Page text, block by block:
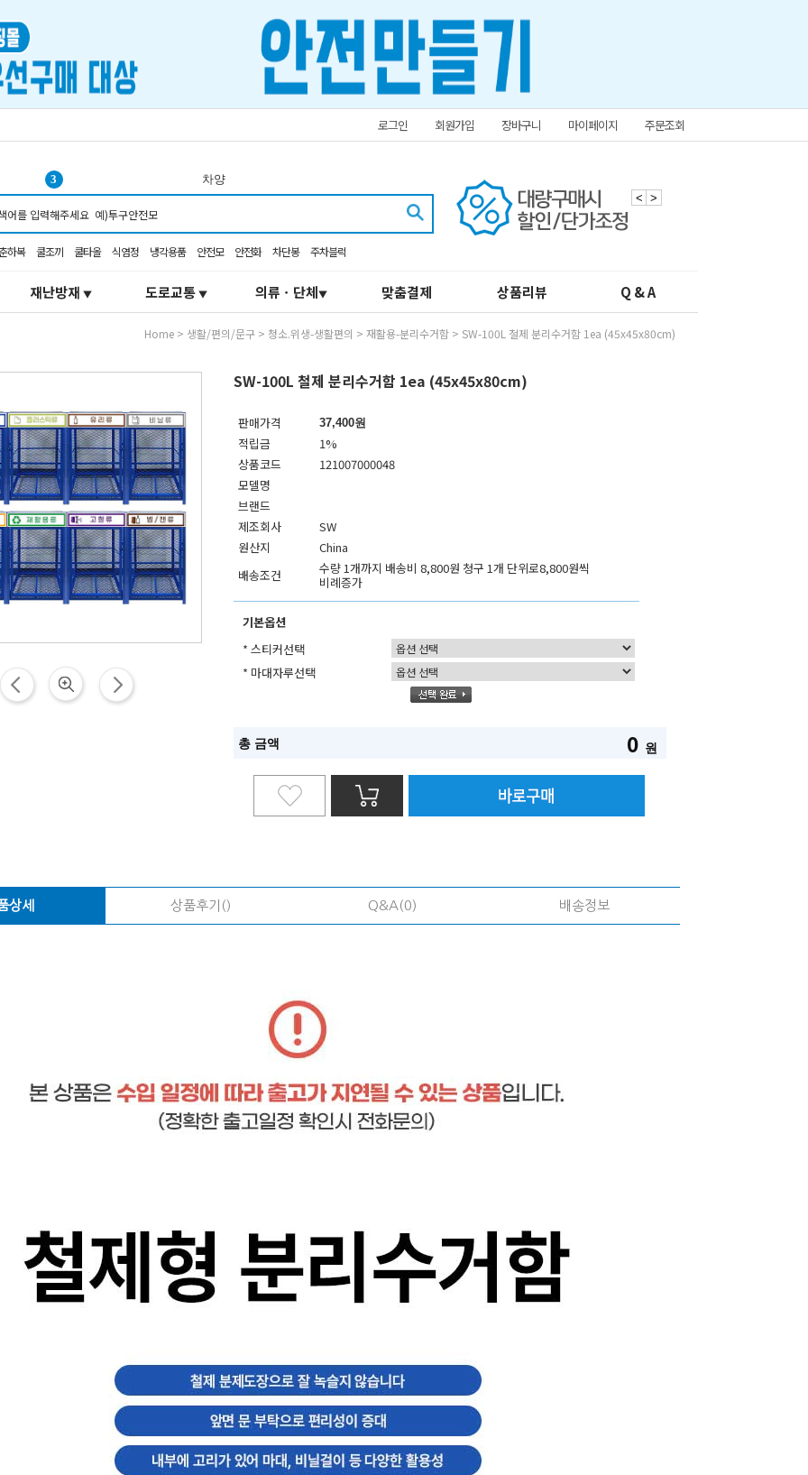
로그인 회원가입 장바구니 마이페이지 주문조회
4
재난키트
5
6
3m 가방
7
any 구급
8
선풍기
하복 쿨조끼 쿨타올 식염정 냉각용품 안전모 안전화 차단봉 주차블럭
< >
재난방재 ▼ 도로교통 ▼ 의류ㆍ단체▼ 맞춤결제 상품리뷰 Q & A
Home > 생활/편의/문구 > 청소.위생-생활편의 > 재활용-분리수거함 > SW-100L 철제 분리수거함 1ea (45x45x80cm)
SW-100L 철제 분리수거함 1ea (45x45x80cm)
판매가격 37,400원
적립금
1%
상품코드
121007000048
모델명
브랜드
제조회사
SW
원산지
China
배송조건
수량 1개까지 배송비 8,800원 청구 1개 단위로8,800원씩
비례증가
기본옵션
* 스티커선택
* 마대자루선택
총 금액 0 원
상세 상품후기() Q&A(0) 배송정보